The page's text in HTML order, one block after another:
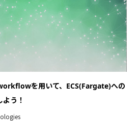
を用いて、ECS(Fargate)への
う！